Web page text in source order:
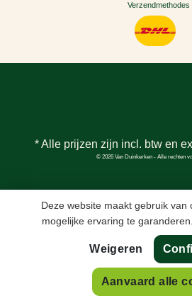
In
Verzendmethodes
* Alle prijzen zijn incl. btw en
© 2026 Van Duinkerken - Alle rechten
Deze website maakt gebruik van
mogelijke ervaring te garanderen.
Weigeren
Aanvaard alle